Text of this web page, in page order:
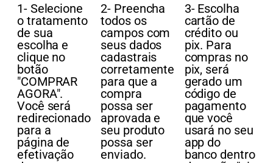
1- Selecione
o tratamento
de sua
escolha e
clique no
botão
"COMPRAR
AGORA".
Você será
redirecionado
para a
página de
efetivação
2- Preencha
todos os
campos com
seus dados
cadastrais
corretamente
para que a
compra
possa ser
aprovada e
seu produto
possa ser
enviado.
3- Escolha
cartão de
crédito ou
pix. Para
compras no
pix, será
gerado um
código de
pagamento
que você
usará no seu
app do
banco dentro